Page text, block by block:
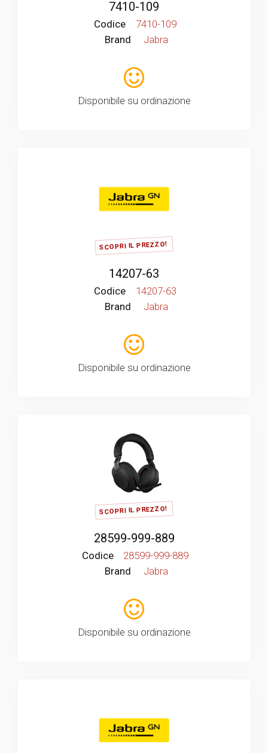
7410-109
Codice
7410-109
Brand
Jabra
Disponibile su ordinazione
SCOPRI IL PREZZO!
14207-63
Codice
14207-63
Brand
Jabra
Disponibile su ordinazione
SCOPRI IL PREZZO!
28599-999-889
Codice
28599-999-889
Brand
Jabra
Disponibile su ordinazione